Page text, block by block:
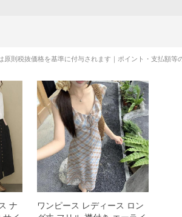
原則税抜価格を基準に付与されます｜ポイント・支払額
ナ
ワンピース レディース ロン